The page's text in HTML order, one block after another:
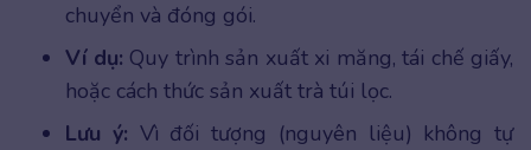
chuyển và đóng gói.
Ví dụ: Quy trình sản xuất xi măng, tái chế giấy,
hoặc cách thức sản xuất trà túi lọc.
Lưu ý: Vì đối tượng (nguyên liệu) không tự